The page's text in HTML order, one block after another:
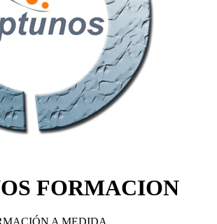
FORMACION
A MEDIDA